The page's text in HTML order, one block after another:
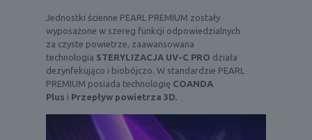
Jednostki ścienne PEARL PREMIUM zostały
wyposażone w szereg funkcji odpowiedzialnych
za czyste powietrze, zaawansowana
technologia STERYLIZACJA UV-C PRO działa
dezynfekująco i biobójczo. W standardzie PEARL
PREMIUM posiada technologię COANDA
Plus i Przepływ powietrza 3D.